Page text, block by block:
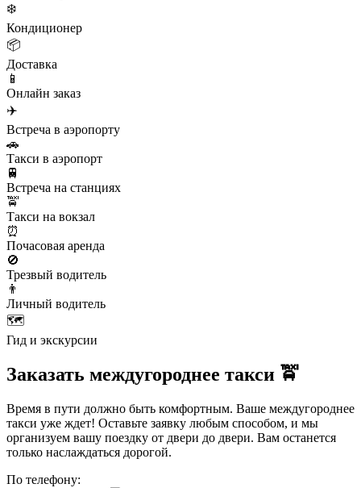
❄️
Кондиционер
📦
Доставка
📱
Онлайн заказ
✈️
Встреча в аэропорту
🚗
Такси в аэропорт
🚆
Встреча на станциях
🚖
Такси на вокзал
⏰
Почасовая аренда
🚫
Трезвый водитель
👨
Личный водитель
🗺️
Гид и экскурсии
Заказать междугороднее такси 🚖
Время в пути должно быть комфортным. Ваше междугороднее
такси уже ждет! Оставьте заявку любым способом, и мы
организуем вашу поездку от двери до двери. Вам останется
только наслаждаться дорогой.
По телефону: